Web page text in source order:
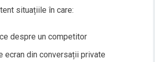
situațiile în care:
despre un competitor
ecran din conversații private